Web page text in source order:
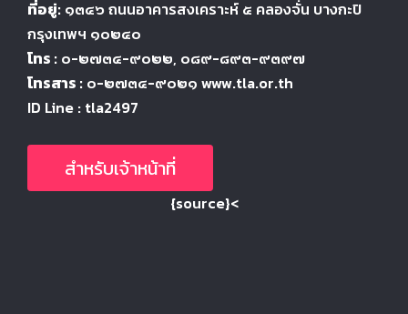
ที่อยู่: ๑๓๔๖ ถนนอาคารสงเคราะห์ ๕ คลองจั่น บางกะปิ
กรุงเทพฯ ๑๐๒๔๐
โทร : ๐-๒๗๓๔-๙๐๒๒, ๐๘๙-๘๙๓-๙๓๙๗
โทรสาร : ๐-๒๗๓๔-๙๐๒๑ www.tla.or.th
ID Line : tla2497
สำหรับเจ้าหน้าที่
{source}<